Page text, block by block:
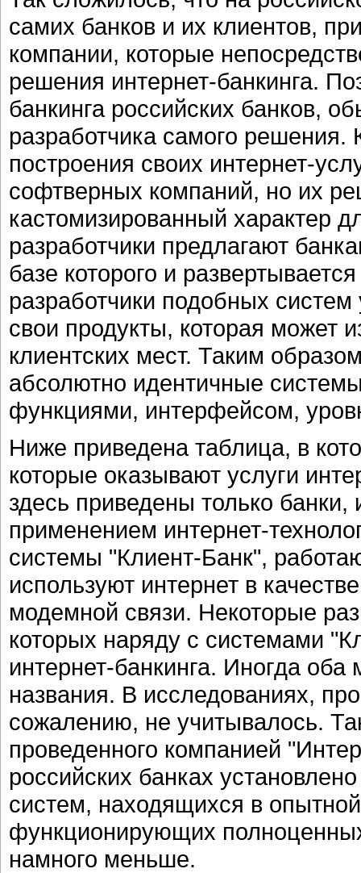
самих банков и их клиентов,
компании, которые
решения интернет-банкинга.
банкинга российских банков,
разработчика самого
построения своих интернет-
софтверных компаний, но их
кастомизированный характер
разработчики предлагают
базе которого и
разработчики подобных
свои продукты, которая может
клиентских мест. Таким
абсолютно идентичные
функциями, интерфейсом,
Ниже приведена таблица, в
которые оказывают услуги
здесь приведены только
применением интернет-
системы "Клиент-Банк",
используют интернет в
модемной связи. Некоторые
которых наряду с системами
интернет-банкинга. Иногда
названия. В исследованиях,
сожалению, не учитывалось.
проведенного компанией
российских банках
систем, находящихся в
функционирующих
намного меньше.